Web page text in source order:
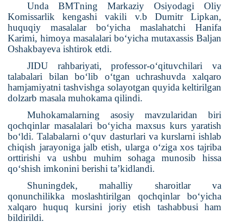
Unda BMTning Markaziy Osiyodagi Oliy
Komissarlik kengashi vakili v.b Dumitr Lipkan,
huquqiy masalalar bo‘yicha maslahatchi Hanifa
Karimi, himoya masalalari bo‘yicha mutaxassis Baljan
Oshakbayeva ishtirok etdi.
JIDU rahbariyati, professor-o‘qituvchilari va
talabalari bilan bo‘lib o‘tgan uchrashuvda xalqaro
hamjamiyatni tashvishga solayotgan quyida keltirilgan
dolzarb masala muhokama qilindi.
Muhokamalarning asosiy mavzularidan biri
qochqinlar masalalari boʻyicha maxsus kurs yaratish
boʻldi.Talabalarni o‘quv dasturlari va kurslarni ishlab
chiqish jarayoniga jalb etish, ularga o‘ziga xos tajriba
orttirishi va ushbu muhim sohaga munosib hissa
qo‘shish imkonini berishi ta’kidlandi.
Shuningdek, mahalliy sharoitlar va
qonunchilikka moslashtirilgan qochqinlar bo‘yicha
xalqaro huquq kursini joriy etish tashabbusi ham
bildirildi.